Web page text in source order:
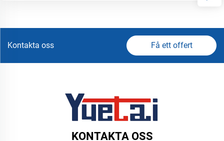
Kontakta oss Få ett offert
KONTAKTA OSS